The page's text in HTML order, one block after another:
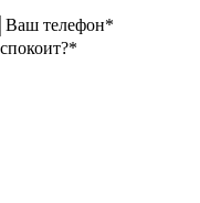
Ваш телефон*